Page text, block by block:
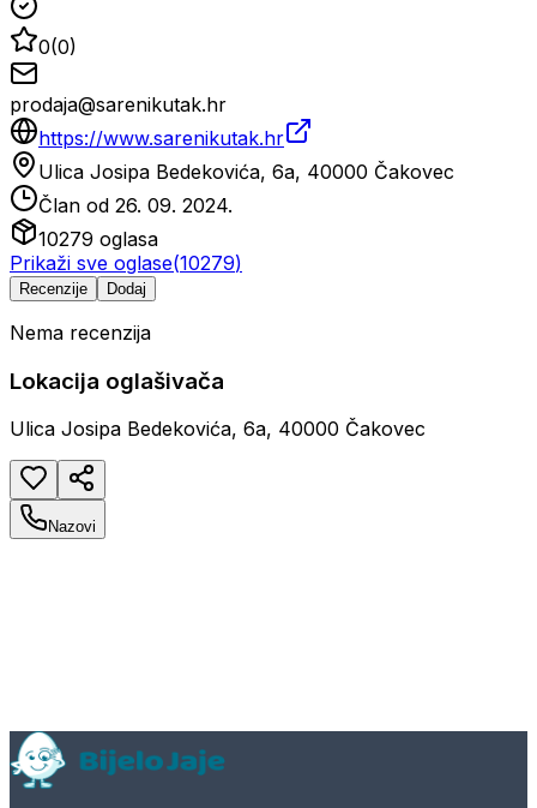
0(0)
prodaja@sarenikutak.hr
https://www.sarenikutak.hr
Ulica Josipa Bedekovića, 6a, 40000 Čakovec
Član od 26. 09. 2024.
10279 oglasa
Prikaži sve oglase(10279)
Recenzije Dodaj
Nema recenzija
Lokacija oglašivača
Ulica Josipa Bedekovića, 6a, 40000 Čakovec
Nazovi